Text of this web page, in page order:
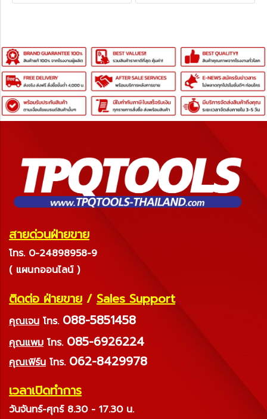
สายด่วนฝ่ายขาย
โทร. 0-24898958-9
( แผนกออนไลน์ )
ติดต่อ ฝ่ายขาย / Sales Support
คุณเจน โทร. 088-5851458
คุณแพม โทร. 085-6926224
คุณเฟิร์น โทร. 062-8429978
เวลาเปิดทำการ
วันจันทร์-ศุกร์ 8.30 - 17.30 น.